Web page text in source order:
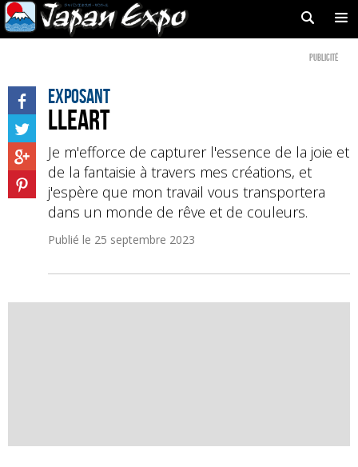
Publicité
Exposant
LLEART
Je m'efforce de capturer l'essence de la joie et
de la fantaisie à travers mes créations, et
j'espère que mon travail vous transportera
dans un monde de rêve et de couleurs.
Publié le 25 septembre 2023